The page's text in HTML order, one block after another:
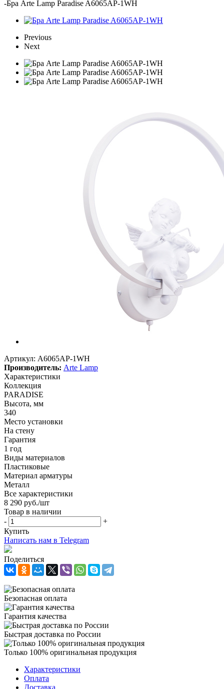
-Бра Arte Lamp Paradise A6065AP-1WH
Previous
Next
Артикул: A6065AP-1WH
Производитель: Arte Lamp
Характеристики
Коллекция
PARADISE
Высота, мм
340
Место установки
На стену
Гарантия
1 год
Виды материалов
Пластиковые
Материал арматуры
Металл
Все характеристики
8 290 руб./шт
Товар в наличии
-
+
Купить
Написать нам в Telegram
Поделиться
Безопасная оплата
Гарантия качества
Быстрая доставка по России
Только 100% оригинальная продукция
Характеристики
Оплата
Доставка